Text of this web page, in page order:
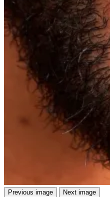
Previous image Next image